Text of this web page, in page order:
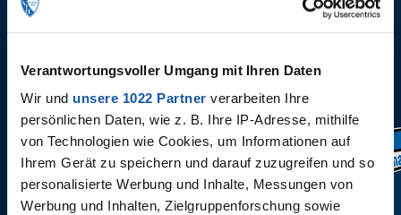
Verantwortungsvoller Umgang mit Ihren Daten
Wir und unsere 1022 Partner verarbeiten Ihre
persönlichen Daten, wie z. B. Ihre IP-Adresse, mithilfe
von Technologien wie Cookies, um Informationen auf
Ihrem Gerät zu speichern und darauf zuzugreifen und so
personalisierte Werbung und Inhalte, Messungen von
Werbung und Inhalten, Zielgruppenforschung sowie
34. Spieltag 33.